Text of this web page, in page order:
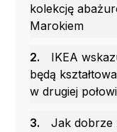
kolekcję
Marokiem
2.
IKEA
będą
w drugiej
3.
Jak dobrze